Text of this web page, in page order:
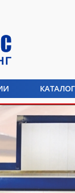
КАТАЛОГ